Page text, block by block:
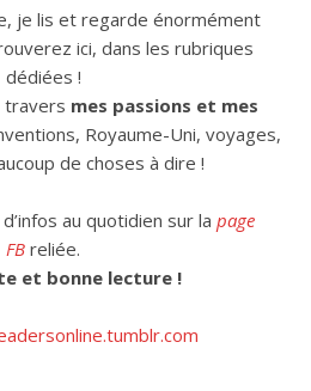
je lis et regarde énormément
ici, dans les rubriques
dédiées !
travers mes passions et mes
Royaume-Uni, voyages,
de choses à dire !
au quotidien sur la page
FB reliée.
et bonne lecture !